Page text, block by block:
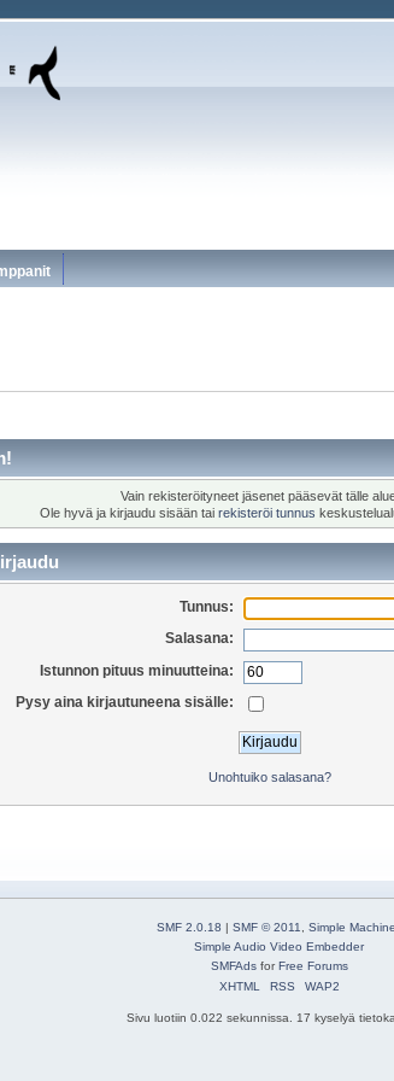
Vain rekisteröityneet jäsenet pääsevät tälle
Ole hyvä ja kirjaudu sisään tai rekisteröi tunnus
Tunnus:
Salasana:
Istunnon pituus minuutteina:
Pysy aina kirjautuneena sisälle:
Unohtuiko salasana?
SMF 2.0.18 SMF © 2011, Simple
Simple Audio Video Embedder
SMFAdsfor Free Forums
XHTML
RSS WAP2
Sivu luotiin 0.022 sekunnissa. 17 kyselyä